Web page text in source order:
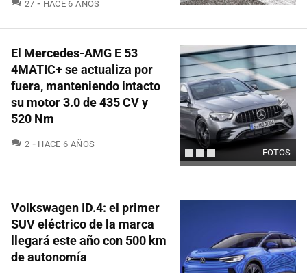
27 HACE 6 AÑOS
FOTOS
El Mercedes-AMG E 53
4MATIC+ se actualiza por
fuera, manteniendo intacto
su motor 3.0 de 435 CV y
520 Nm
2 COMENTARIOS
HACE 6 AÑOS
Volkswagen ID.4: el primer
SUV eléctrico de la marca
llegará este año con 500 km
de autonomía